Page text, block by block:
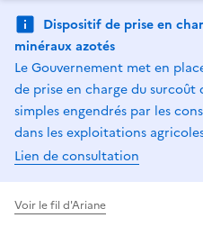
Dispositif de prise en
minéraux azotés
Le Gouvernement met en
de prise en charge du surcoût
simples engendrés par les
dans les exploitations
Lien de consultation
Voir le fil d'Ariane